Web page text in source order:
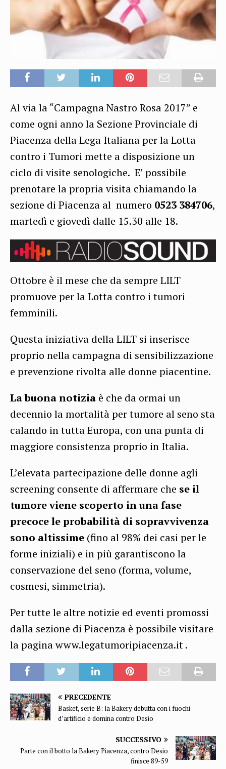
Al via la “Campagna Nastro Rosa 2017” e
come ogni anno la Sezione Provinciale di
Piacenza della Lega Italiana per la Lotta
contro i Tumori mette a disposizione un
ciclo di visite senologiche. E’ possibile
prenotare la propria visita chiamando la
sezione di Piacenza al numero 0523 384706,
martedì e giovedì dalle 15.30 alle 18.
Ottobre è il mese che da sempre LILT
promuove per la Lotta contro i tumori
femminili.
Questa iniziativa della LILT si inserisce
proprio nella campagna di sensibilizzazione
e prevenzione rivolta alle donne piacentine.
La buona notizia è che da ormai un
decennio la mortalità per tumore al seno sta
calando in tutta Europa, con una punta di
maggiore consistenza proprio in Italia.
L’elevata partecipazione delle donne agli
screening consente di affermare che se il
tumore viene scoperto in una fase
precoce leprobabilità di sopravvivenza
sono altissime (fino al 98% dei casi per le
forme iniziali) e in più garantiscono la
conservazione del seno (forma, volume,
cosmesi, simmetria).
Per tutte le altre notizie ed eventi promossi
dalla sezione di Piacenza è possibile visitare
la pagina www.legatumoripiacenza.it .
PRECEDENTE
Basket, serie B: la Bakery debutta con i fuochi
d’artificio e domina contro Desio
SUCCESSIVO
Parte con il botto la Bakery Piacenza, contro Desio
finisce 89-59